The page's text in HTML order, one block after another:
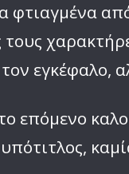
τους
επόμενο